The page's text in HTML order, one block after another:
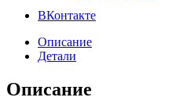
ВКонтакте
Описание
Детали
Описание